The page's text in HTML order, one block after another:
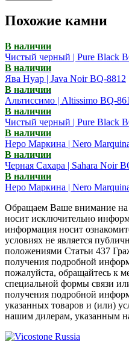
Похожие камни
В наличии
Чистый черный | Pure Black
В наличии
Ява Нуар | Java Noir BQ-8812
В наличии
Альтиссимо | Altissimo BQ-
В наличии
Чистый черный | Pure Black
В наличии
Неро Маркина | Nero
В наличии
Черная Сахара | Sahara Noir
В наличии
Неро Маркина | Nero
Обращаем Ваше внимание на
носит исключительно
информация носит
условиях не является
положениями Статьи 437
получения подробной
пожалуйста, обращайтесь к
специальной формы связи
получения подробной
указанных товаров и (или)
нашим дилерам, указанным